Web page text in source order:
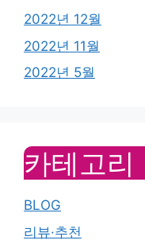
2022년 12월
2022년 11월
2022년 5월
카테고리
BLOG
리뷰·추천